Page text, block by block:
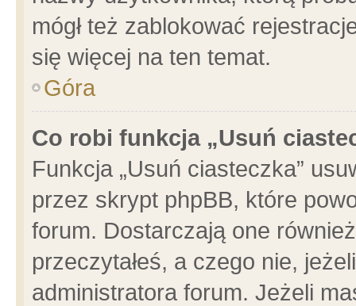
mógł też zablokować
się więcej na ten temat.
Góra
Co robi funkcja „Usuń
Funkcja „Usuń ciasteczka”
przez skrypt phpBB, które
forum. Dostarczają one
przeczytałeś, a czego nie,
administratora forum. Jeżeli